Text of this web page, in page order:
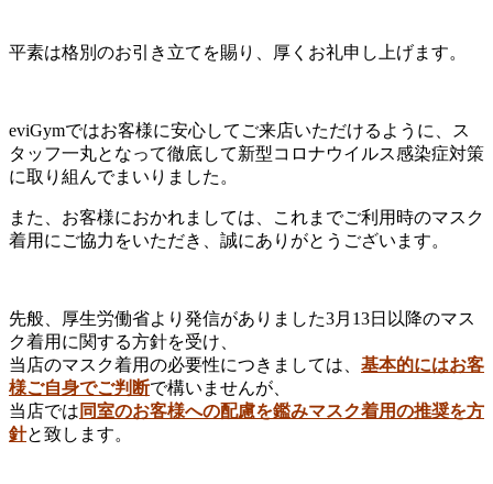
平素は格別のお引き立てを賜り、厚くお礼申し上げます。
eviGymではお客様に安心してご来店いただけるように、ス
タッフ一丸となって徹底して新型コロナウイルス感染症対策
に取り組んでまいりました。
また、お客様におかれましては、これまでご利用時のマスク
着用にご協力をいただき、誠にありがとうございます。
先般、厚生労働省より発信がありました3月13日以降のマス
ク着用に関する方針を受け、
当店のマスク着用の必要性につきましては、 基本的にはお客
様ご自身でご判断で構いませんが、
当店では 同室のお客様への配慮を鑑みマスク着用の推奨を方
針と致します。